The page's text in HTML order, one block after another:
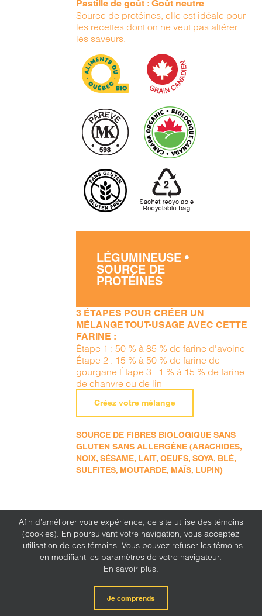
Pastille de goût : Goût neutre
Source de protéines, elle est idéale pour
les recettes dont on ne veut pas altérer
les saveurs.
LÉGUMINEUSE •
SOURCE DE
PROTÉINES
3 ÉTAPES POUR CRÉER UN
MÉLANGE TOUT-USAGE AVEC CETTE
FARINE :
Étape 1 : 50 % à 85 % de farine d'avoine
Étape 2 : 15 % à 50 % de farine de
gourgane Étape 3 : 1 % à 15 % de farine
de chanvre ou de lin
Créez votre mélange
SOURCE DE FIBRES BIOLOGIQUE SANS
GLUTEN SANS ALLERGÈNE (ARACHIDES,
NOIX, SÉSAME, LAIT, OEUFS, SOYA, BLÉ,
SULFITES, MOUTARDE, MAÏS, LUPIN)
Afin d’améliorer votre expérience, ce site utilise des témoins
(cookies). En poursuivant votre navigation, vous acceptez
l'utilisation de ces témoins. Vous pouvez refuser les témoins
en modifiant les paramètres de votre navigateur.
En savoir plus.
Je comprends